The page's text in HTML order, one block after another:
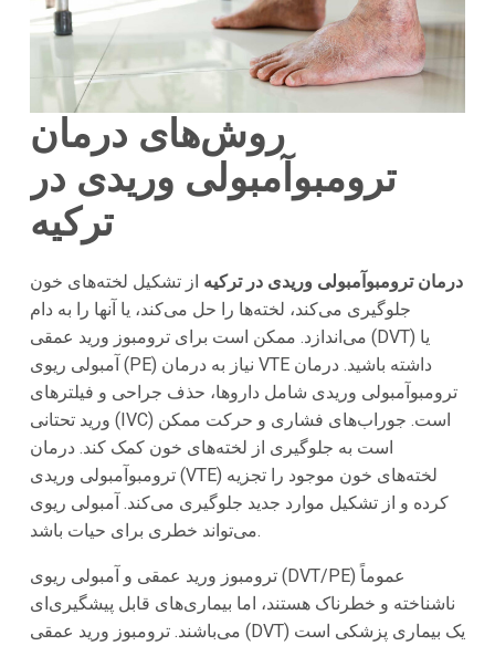
روش‌های درمان
ترومبوآمبولی وریدی در
ترکیه
درمان ترومبوآمبولی وریدی در ترکیه از تشکیل لخته‌های خون
جلوگیری می‌کند، لخته‌ها را حل می‌کند، یا آنها را به دام
می‌اندازد. ممکن است برای ترومبوز ورید عمقی (DVT) یا
آمبولی ریوی (PE) نیاز به درمان VTE داشته باشید. درمان
ترومبوآمبولی وریدی شامل داروها، حذف جراحی و فیلترهای
ورید تحتانی (IVC) است. جوراب‌های فشاری و حرکت ممکن
است به جلوگیری از لخته‌های خون کمک کند. درمان
ترومبوآمبولی وریدی (VTE) لخته‌های خون موجود را تجزیه
کرده و از تشکیل موارد جدید جلوگیری می‌کند. آمبولی ریوی
می‌تواند خطری برای حیات باشد.
ترومبوز ورید عمقی و آمبولی ریوی (DVT/PE) عموماً
ناشناخته و خطرناک هستند، اما بیماری‌های قابل پیشگیری‌ای
می‌باشند. ترومبوز ورید عمقی (DVT) یک بیماری پزشکی است